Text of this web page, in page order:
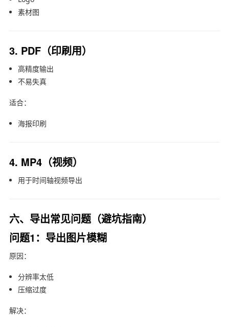
素材图
3. PDF（印刷用）
高精度输出
不易失真
适合：
海报印刷
4. MP4（视频）
用于时间轴视频导出
六、导出常见问题（避坑指南）
问题1：导出图片模糊
原因：
分辨率太低
压缩过度
解决：